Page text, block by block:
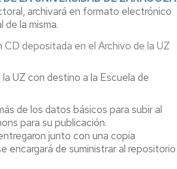
archivará en formato electrónico
la misma.
depositada en el Archivo de la UZ
UZ con destino a la Escuela de
de los datos básicos para subir al
para su publicación.
junto con una copia
encargará de suministrar al repositorio